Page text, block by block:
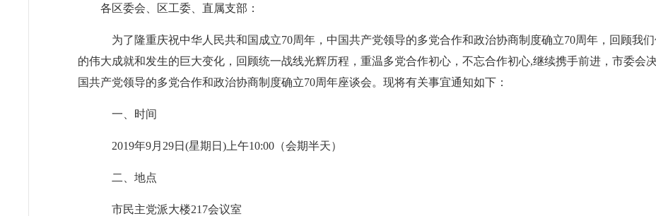
各区委会、区工委、直属支部：
为了隆重庆祝中华人民共和国成立70周年，中国共产党领导的多党合作和政治协商制度确立70周年，回顾我
的伟大成就和发生的巨大变化，回顾统一战线光辉历程，重温多党合作初心，不忘合作初心,继续携手前进，市委会
国共产党领导的多党合作和政治协商制度确立70周年座谈会。现将有关事宜通知如下：
一、时间
2019年9月29日(星期日)上午10:00（会期半天）
二、地点
市民主党派大楼217会议室